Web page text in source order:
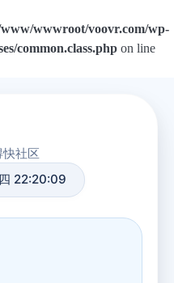
wwwroot/voovr.com/wp-
common.class.php on line